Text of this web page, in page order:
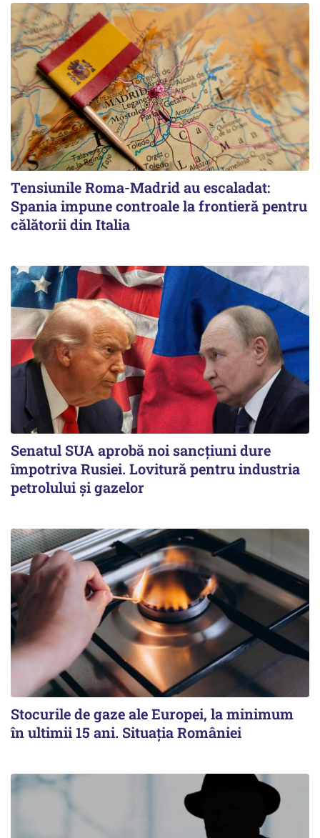
Tensiunile Roma-Madrid au escaladat:
Spania impune controale la frontieră pentru
călătorii din Italia
Senatul SUA aprobă noi sancțiuni dure
împotriva Rusiei. Lovitură pentru industria
petrolului și gazelor
Stocurile de gaze ale Europei, la minimum
în ultimii 15 ani. Situația României